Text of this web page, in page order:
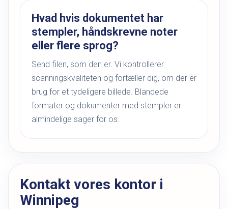
Hvad hvis dokumentet har
stempler, håndskrevne noter
eller flere sprog?
Send filen, som den er. Vi kontrollerer
scanningskvaliteten og fortæller dig, om der er
brug for et tydeligere billede. Blandede
formater og dokumenter med stempler er
almindelige sager for os.
Kontakt vores kontor i
Winnipeg